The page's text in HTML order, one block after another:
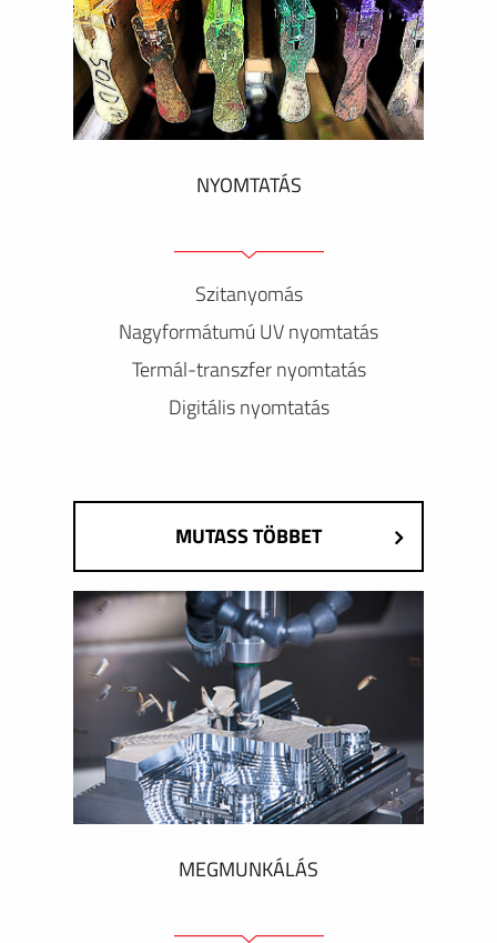
NYOMTATÁS
Szitanyomás
Nagyformátumú UV nyomtatás
Termál-transzfer nyomtatás
Digitális nyomtatás
MUTASS TÖBBET
MEGMUNKÁLÁS